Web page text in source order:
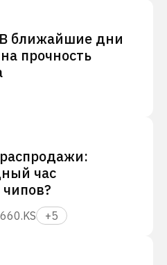
В ближайшие дни
прочность
час
+5